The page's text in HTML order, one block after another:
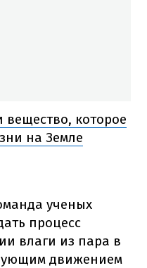
которое
на Земле
ученых
процесс
влаги из пара в
движением